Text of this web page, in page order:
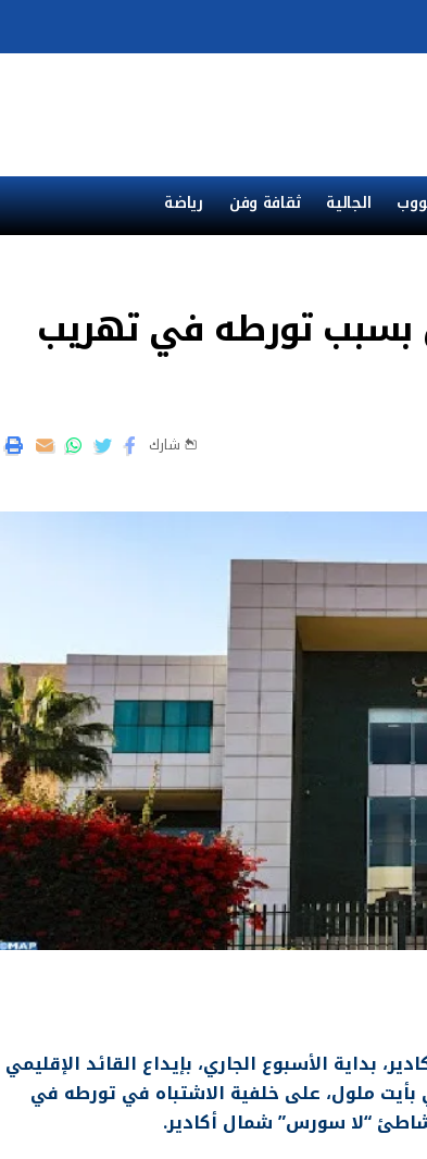
الجالية ثقافة وفن رياضة
بسبب تورطه في تهريب
شارك
بداية الأسبوع الجاري، بإيداع القائد الإقليمي
بأيت ملول، على خلفية الاشتباه في تورطه في
“لا سورس” شمال أكادير.